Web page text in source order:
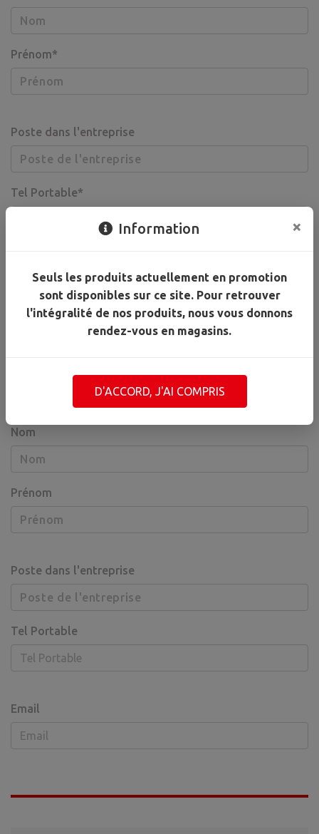
Prénom*
Poste dans l'entreprise
Tel Portable*
Email*
Personne autoriséen°2
Nom
Prénom
Poste dans l'entreprise
Tel Portable
Email
Information ×
Seuls les produits actuellement en promotion
sont disponibles sur ce site. Pour retrouver
l'intégralité de nos produits, nous vous donnons
rendez-vous en magasins.
D'ACCORD, J'AI COMPRIS